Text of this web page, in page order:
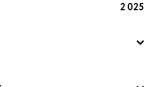
2 025